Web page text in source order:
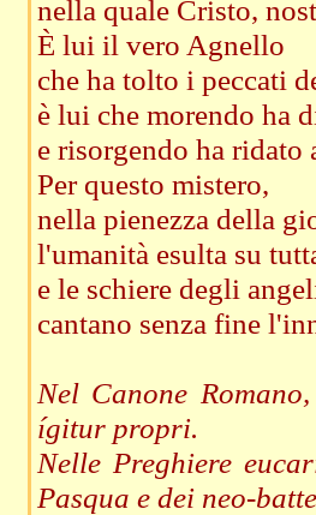
nella quale Cristo,
È lui il vero Agnello
che ha tolto i peccati
è lui che morendo ha
e risorgendo ha ridato
Per questo mistero,
nella pienezza della
l'umanità esulta su
e le schiere degli
cantano senza fine
Nel Canone
ígitur propri.
Nelle Preghiere
Pasqua e dei neo-